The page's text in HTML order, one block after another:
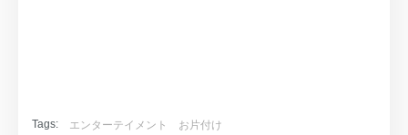
Tags: エンターテイメント お片付け